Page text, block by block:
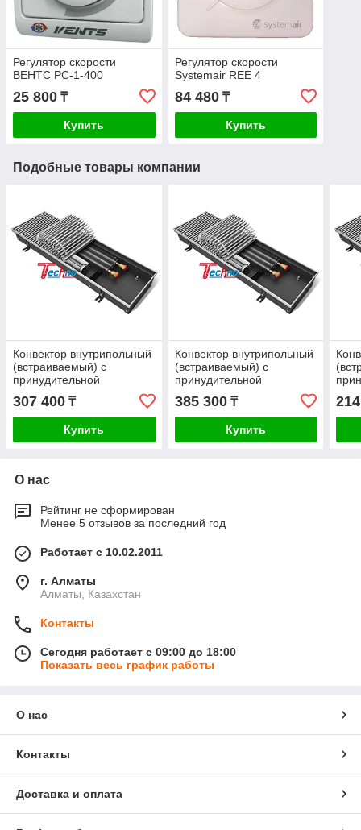
Регулятор скорости
ВЕНТС РС-1-400
25 800 ₸
Купить
Регулятор скорости
Systemair REE 4
84 480₸
Купить
Подобные товары компании
Конвектор внутрипольный
(встраиваемый) с
принудительной
KVZV 250-85-1800
307 400 ₸
Купить
Конвектор внутрипольный
(встраиваемый) с
принудительной
конвекцией - Techo Vent
KVZV 250-85-2200
385 300₸
Купить
О нас
Рейтинг не сформирован
Менее 5 отзывов за последний год
Работает с 10.02.2011
г. Алматы
Алматы, Казахстан
Контакты
Сегодня работает с 09:00 до 18:00
Показать весь график работы
О нас
Контакты
Доставка и оплата